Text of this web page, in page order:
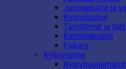
Juomapullot ja
Kylmälaukut
Tarjottimet ja
Keittiötekstiilit
Fiskars
Kylpyhuone
Kylpyhuonematot